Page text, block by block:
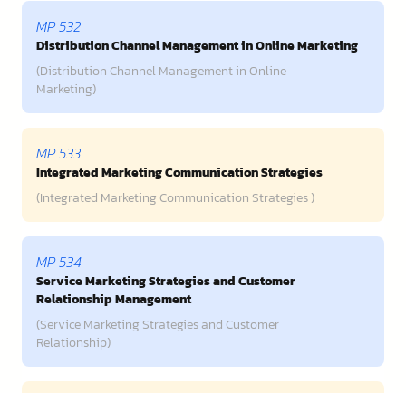
MP 532
Distribution Channel Management in Online Marketing
(Distribution Channel Management in Online
Marketing)
MP 533
Integrated Marketing Communication Strategies
(Integrated Marketing Communication Strategies )
MP 534
Service Marketing Strategies and Customer
Relationship Management
(Service Marketing Strategies and Customer
Relationship)